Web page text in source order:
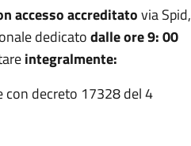
accesso accreditatovia Spid,
dedicatodalle ore 9: 00
integralmente:
decreto 17328 del 4